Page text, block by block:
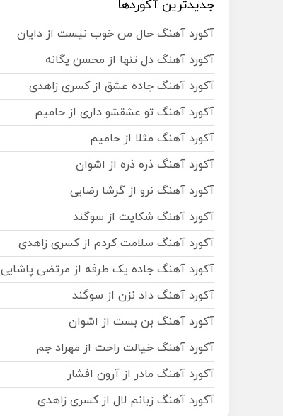
جدیدترین آکوردها
آکورد آهنگ حال من خوب نیست از دایان
آکورد آهنگ دل تنها از محسن یگانه
آکورد آهنگ جاده عشق از کسری زاهدی
آکورد آهنگ تو عشقشو داری از حامیم
آکورد آهنگ مثلا از حامیم
آکورد آهنگ ذره ذره از اشوان
آکورد آهنگ نرو از گرشا رضایی
آکورد آهنگ شکایت از سوگند
آکورد آهنگ سلامت کردم از کسری زاهدی
آکورد آهنگ جاده یک طرفه از مرتضی پاشایی
آکورد آهنگ داد نزن از سوگند
آکورد آهنگ بن بست از اشوان
آکورد آهنگ خیالت راحت از مهراد جم
آکورد آهنگ مادر از آرون افشار
آکورد آهنگ زبانم لال از کسری زاهدی